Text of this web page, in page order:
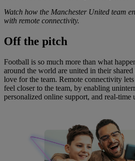
Watch how the Manchester United team
with remote connectivity.
Offthe pitch
Football is so much more than what
around the world are united in their shared
love for the team. Remote connectivity
feel closer to the team, by enabling
personalized online support, and real-time